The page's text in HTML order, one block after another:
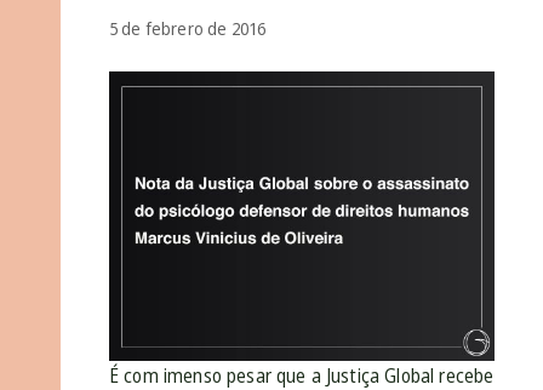
5 de febrero de 2016
É com imenso pesar que a Justiça Global recebe